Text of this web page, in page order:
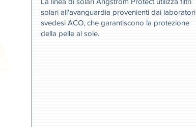
solari all'avanguardia provenienti dai laboratori
svedesi ACO, che garantiscono la protezione
della pelle al sole.